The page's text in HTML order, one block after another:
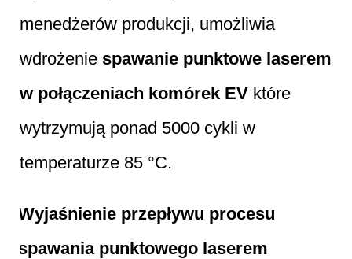
menedżerów produkcji, umożliwia
wdrożenie spawanie punktowe laserem
w połączeniach komórek EV które
wytrzymują ponad 5000 cykli w
temperaturze 85 °C.
Wyjaśnienie przepływu procesu
spawania punktowego laserem